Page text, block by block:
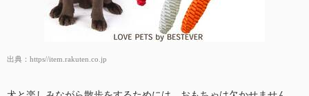
出典： https//item.rakuten.co.jp